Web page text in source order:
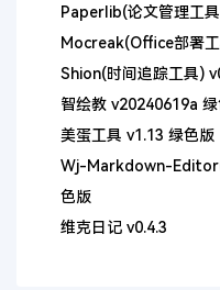
Paperlib(论文管理工
Mocreak(Office部署
Shion(时间追踪工具)
智绘教 v20240619a
美蛋工具 v1.13 绿色版
Wj-Markdown-
色版
维克日记 v0.4.3